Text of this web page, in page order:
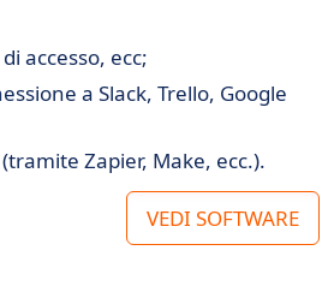
accesso, ecc;
a Slack, Trello, Google
Zapier, Make, ecc.).
VEDI SOFTWARE